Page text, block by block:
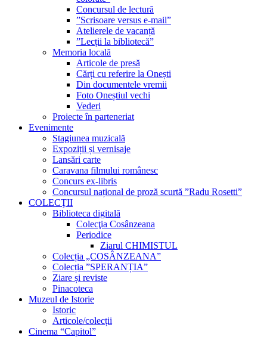
Concursul de lectură
”Scrisoare versus e-mail”
Atelierele de vacanță
”Lecții la bibliotecă”
Memoria locală
Articole de presă
Cărți cu referire la Onești
Din documentele vremii
Foto Oneștiul vechi
Vederi
Proiecte în parteneriat
Evenimente
Stagiunea muzicală
Expoziții și vernisaje
Lansări carte
Caravana filmului românesc
Concurs ex-libris
Concursul național de proză scurtă ”Radu Rosetti”
COLECŢII
Biblioteca digitală
Colecţia Cosânzeana
Periodice
Ziarul CHIMISTUL
Colecția „COSÂNZEANA”
Colecția ”SPERANȚIA”
Ziare și reviste
Pinacoteca
Muzeul de Istorie
Istoric
Articole/colecții
Cinema “Capitol”